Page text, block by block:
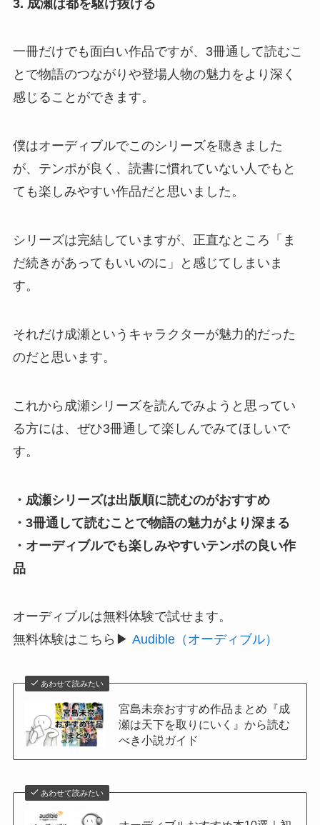
3. 成瀬は都を駆け抜ける
一冊だけでも面白い作品ですが、3冊通して読むこ
とで物語のつながりや登場人物の魅力をより深く
感じることができます。
僕はオーディブルでこのシリーズを聴きました
が、テンポが良く、読書に慣れていない人でもと
ても楽しみやすい作品だと思いました。
シリーズは完結していますが、正直なところ「ま
だ続きがあってもいいのに」と感じてしまいま
す。
それだけ成瀬というキャラクターが魅力的だった
のだと思います。
これから成瀬シリーズを読んでみようと思ってい
る方には、ぜひ3冊通して楽しんでみてほしいで
す。
・成瀬シリーズは出版順に読むのがおすすめ
・3冊通して読むことで物語の魅力がより深まる
・オーディブルでも楽しみやすいテンポの良い作
品
オーディブルは無料体験で試せます。
無料体験はこちら▶ Audible（オーディブル）
あわせて読みたい
宮島未奈おすすめ作品まとめ『成
瀬は天下を取りにいく』から読む
べき小説ガイド
あわせて読みたい